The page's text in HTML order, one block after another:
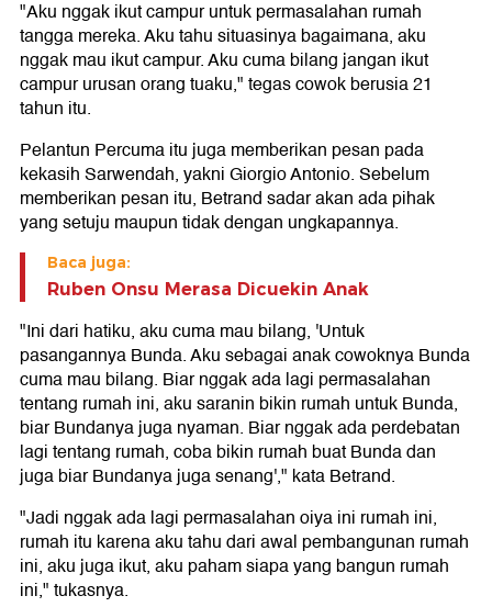
"Aku nggak ikut campur untuk permasalahan rumah
tangga mereka. Aku tahu situasinya bagaimana, aku
nggak mau ikut campur. Aku cuma bilang jangan ikut
campur urusan orang tuaku," tegas cowok berusia 21
tahun itu.
Pelantun Percuma itu juga memberikan pesan pada
kekasih Sarwendah, yakni Giorgio Antonio. Sebelum
memberikan pesan itu, Betrand sadar akan ada pihak
yang setuju maupun tidak dengan ungkapannya.
Baca juga:
Ruben Onsu Merasa Dicuekin Anak
"Ini dari hatiku, aku cuma mau bilang, 'Untuk
pasangannya Bunda. Aku sebagai anak cowoknya Bunda
cuma mau bilang. Biar nggak ada lagi permasalahan
tentang rumah ini, aku saranin bikin rumah untuk Bunda,
biar Bundanya juga nyaman. Biar nggak ada perdebatan
lagi tentang rumah, coba bikin rumah buat Bunda dan
juga biar Bundanya juga senang'," kata Betrand.
"Jadi nggak ada lagi permasalahan oiya ini rumah ini,
rumah itu karena aku tahu dari awal pembangunan rumah
ini, aku juga ikut, aku paham siapa yang bangun rumah
ini," tukasnya.